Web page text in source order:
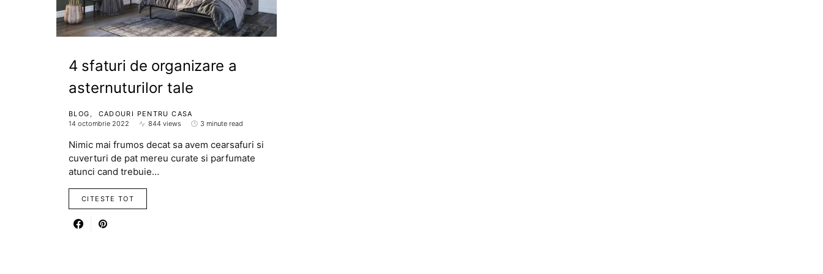
4 sfaturi de organizare a
asternuturilor tale
BLOG
CADOURI PENTRU CASA
14 octombrie 2022
844 views 3 minute read
Nimic mai frumos decat sa avem cearsafuri si
cuverturi de pat mereu curate si parfumate
atunci cand trebuie…
CITESTE TOT